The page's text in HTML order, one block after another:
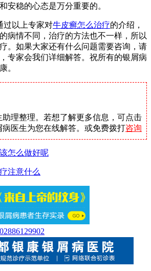
安稳的心态是万分重要的。
过以上专家对牛皮癣怎么治疗的介绍，
病情不同，治疗的方法也不一样，所以
。如果大家还有什么问题需要咨询，请
专家会我们详细解答。祝所有的银屑病
。
助理整理。若想了解更多信息，可点击
病医生为您在线解答。或免费拨打咨询
怎么做好呢
注意什么